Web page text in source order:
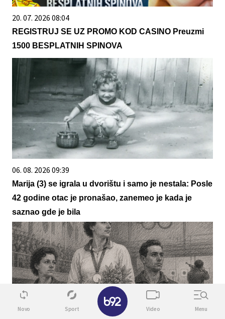
20. 07. 2026 08:04
REGISTRUJ SE UZ PROMO KOD CASINO Preuzmi
1500 BESPLATNIH SPINOVA
06. 08. 2026 09:39
Marija (3) se igrala u dvorištu i samo je nestala: Posle
42 godine otac je pronašao, zanemeo je kada je
saznao gde je bila
Novo Sport Video Menu
✕